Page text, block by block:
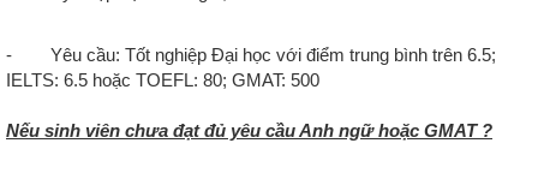
- Yêu cầu: Tốt nghiệp Đại học với điểm trung bình trên 6.5;
IELTS: 6.5 hoặc TOEFL: 80; GMAT: 500
Nếu sinh viên chưa đạt đủ yêu cầu Anh ngữ hoặc GMAT ?